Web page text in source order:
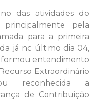
das atividades do
pela
para a primeira
já no último dia 04,
entendimento
Extraordinário
reconhecida a
de Contribuição